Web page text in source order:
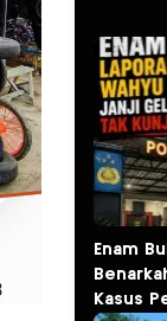
Enam
Kasus